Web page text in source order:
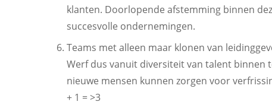
klanten. Doorlopende afstemming binnen
succesvolle ondernemingen.
Teams met alleen maar klonen van
Werf dus vanuit diversiteit van talent binnen
nieuwe mensen kunnen zorgen voor
+ 1 = >3